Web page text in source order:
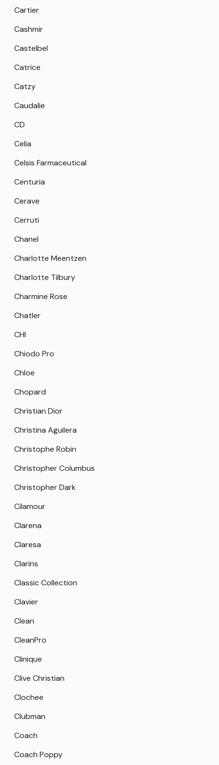
Cartier
Cashmir
Castelbel
Catrice
Catzy
Caudalie
CD
Celia
Celsis Farmaceutical
Centuria
Cerave
Cerruti
Chanel
Charlotte Meentzen
Charlotte Tilbury
Charmine Rose
Chatler
CHI
Chiodo Pro
Chloe
Chopard
Christian Dior
Christina Aguilera
Christophe Robin
Christopher Columbus
Christopher Dark
Cilamour
Clarena
Claresa
Clarins
Classic Collection
Clavier
Clean
CleanPro
Clinique
Clive Christian
Clochee
Clubman
Coach
Coach Poppy